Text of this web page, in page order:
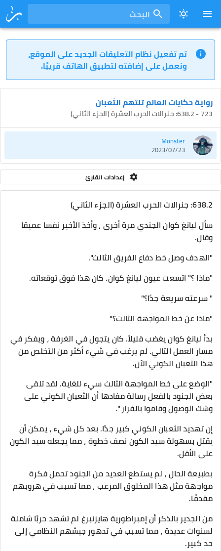
البحث
تم تفعيل نظام التعليقات الجديد على الموقع،
ونعمل على إضافته لتطبيق الهاتف قريبًا.
رواية حكايات العالم تلتهم الثعبان
723 - 638.2: جنرالات الحرب العشرة (الجزء الثاني)
Monster
2023/07/23
إعدادات القارئ
638.2: جنرالات الحرب العشرة (الجزء الثاني)
سأل ليانغ كوان الجندي مرة أخرى ، وأخذ الأخير نفسا عميقا
وقال.
"الهدف وصل خط دفاع الفريق الثالث".
"ماذا ؟" اتسعت عيون ليانغ كوان. كان هذا فوق توقعاته.
" سرعته سريعة جدًا؟"
"ماذا عن خط المواجهة الثالث؟"
بدأ ليانغ كوان يغضب قليلاً. كان يتجول في الغرفة ، ويفكر في
مسار العمل التالي. لم يرغب في شيء أكثر من التخلص من
هذا الثعبان الكوني الآن.
"الوضع على خط المواجهة الثالث سيء للغاية. لقد تلقى
بعض الجنود بالفعل رسالة مفادها أن الثعبان الكوني على
وشك الوصول وقاموا بالفرار ".
إن تهديد الثعبان الكوني كبير جدًا. بعد كل شيء ، يمكن أن
يقتل بسهولة سيد الكون نصف خطوة ، مما يجعله سيد الكون
على الأقل.
بطبيعة الحال ، لم يستطع العديد من الجنود تحمل فكرة
مواجهة مثل هذا المخلوق المرعب ، مما تسبب في هروبهم
مقدمًا.
من الجدير بالذكر أن إمبراطورية هايزنبرغ لم تشهد حربًا شاملة
لسنوات عديدة ، مما تسبب في تدهور جيشهم النظامي إلى
حد كبير.